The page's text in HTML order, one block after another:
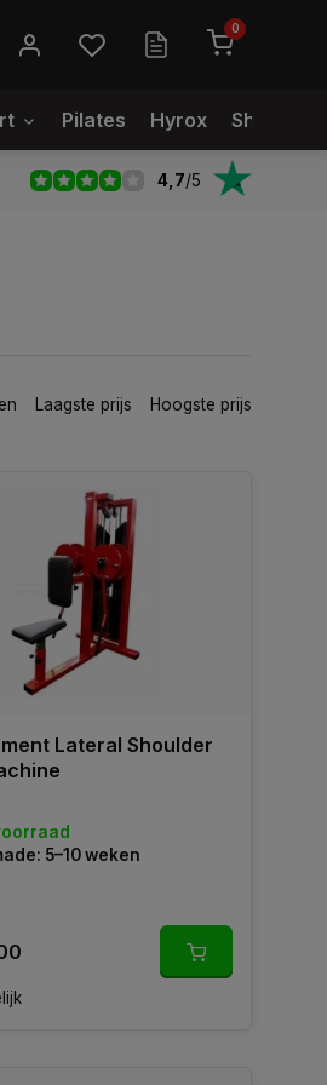
0
Pilates Hyrox
gym op één plek Voor 95%
4,7/5
Laagste prijs Hoogste prijs
Lateral Shoulder
5–10 weken